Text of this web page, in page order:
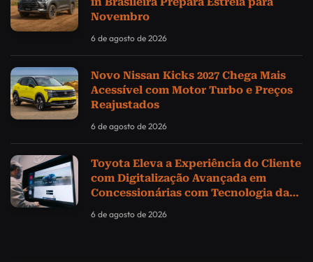
Novembro
6 de agosto de 2026
Novo Nissan Kicks 2027 Chega Mais
Acessível com Motor Turbo e Preços
Reajustados
6 de agosto de 2026
Toyota Eleva a Experiência do Cliente
com Digitalização Avançada em
Concessionárias com Tecnologia da
6 de agosto de 2026